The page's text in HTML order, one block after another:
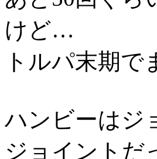
けど…
トルパ末期
ハンビーはジ
ジョイントだ